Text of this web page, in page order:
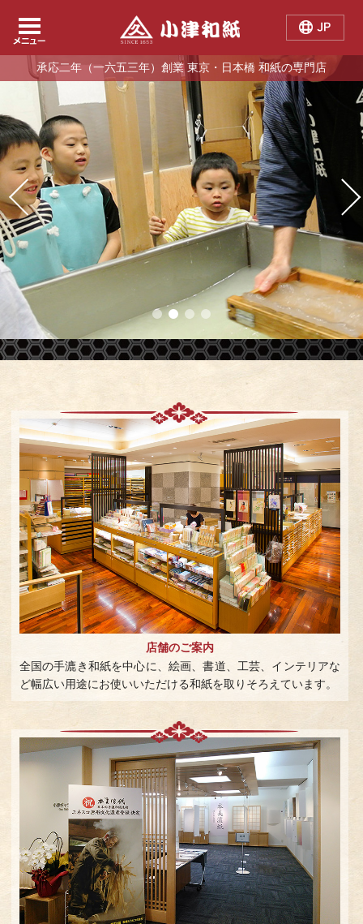
Japanese
English
Chinese
承応二年（一六五三年）創業 東京・日本橋 和紙の専門店
店舗のご案内
全国の手漉き和紙を中心に、絵画、書道、工芸、インテリアな
ど幅広い用途にお使いいただける和紙を取りそろえています。